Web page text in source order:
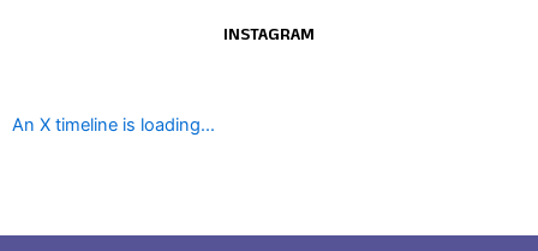
INSTAGRAM
An X timeline is loading...